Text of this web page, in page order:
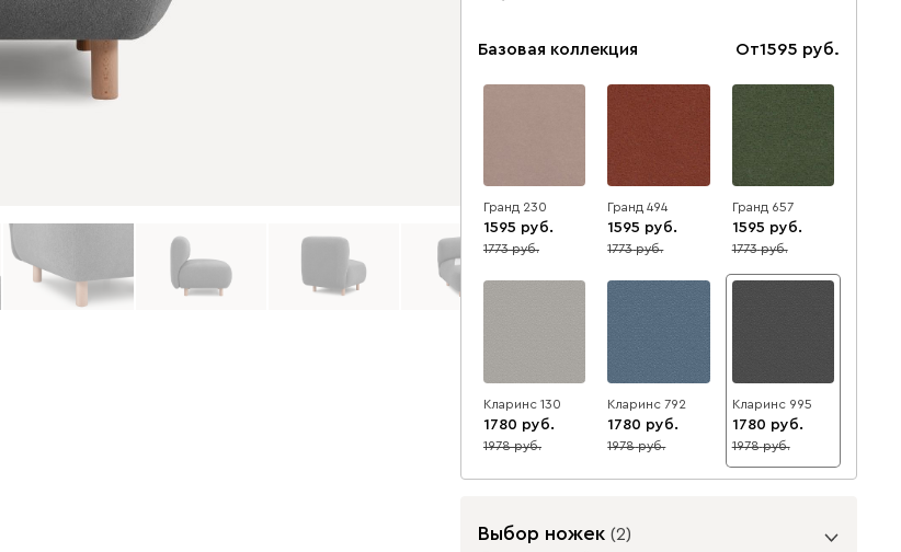
Базовая коллекция От1595
Гранд 230
1595
10
1773
Гранд 494
1595
10
1773
Гранд 657
1595
10
1773
Кларинс 130
1780
10
1978
Кларинс 792
1780
10
1978
Кларинс 995
1780
10
1978
Выбор ножек (2)